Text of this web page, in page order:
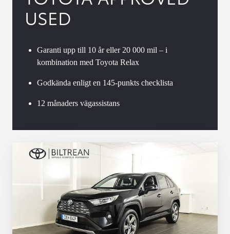
USED
Garanti upp till 10 år eller 20 000 mil – i
kombination med Toyota Relax
Godkända enligt en 145-punkts checklista
12 månaders vägassistans